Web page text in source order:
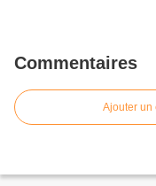
Commentaires
Ajouter un